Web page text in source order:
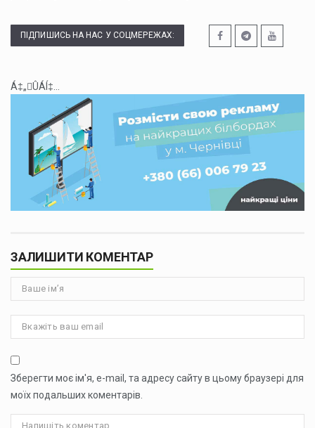
ПІДПИШИСЬ НА НАС У СОЦМЕРЕЖАХ:
Á‡„ÛÁÍ‡...
ЗАЛИШИТИ КОМЕНТАР
Зберегти моє ім'я, e-mail, та адресу сайту в цьому браузері для
моїх подальших коментарів.